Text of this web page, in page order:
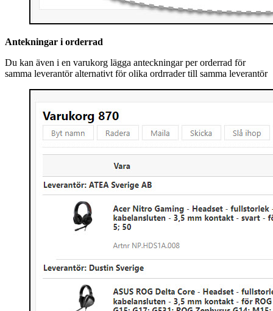
Antekningar i orderrad
Du kan även i en varukorg lägga anteckningar per orderrad för
samma leverantör alternativt för olika ordrrader till samma leverantör